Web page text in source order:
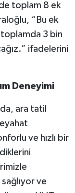
toplam 8 ek
“Bu ek
3 bin
ifadelerini
Deneyimi
ara tatil
ve hızlı bir
ve